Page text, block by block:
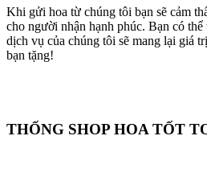
Khi gửi hoa từ chúng tôi bạn sẽ cảm
cho người nhận hạnh phúc. Bạn có
dịch vụ của chúng tôi sẽ mang lại giá
bạn tặng!
THỐNG SHOP HOA TỐT